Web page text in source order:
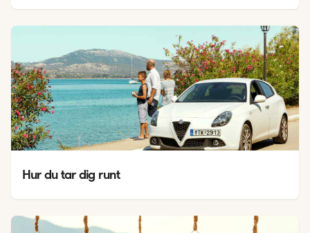
Hur du tar dig runt